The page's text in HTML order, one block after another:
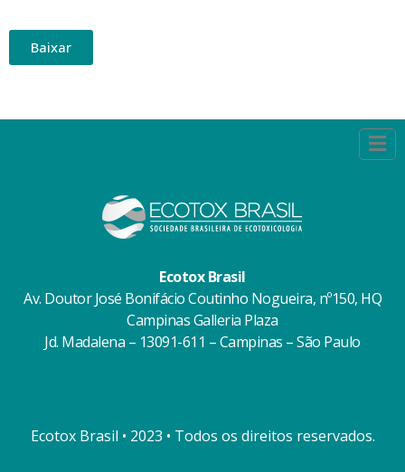
Baixar
Ecotox Brasil
Av. Doutor José Bonifácio Coutinho Nogueira, nº150, HQ
Campinas Galleria Plaza
Jd. Madalena – 13091-611 – Campinas – São Paulo
Ecotox Brasil • 2023 • Todos os direitos reservados.